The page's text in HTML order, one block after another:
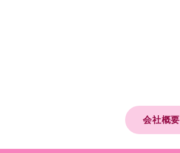
会社概要